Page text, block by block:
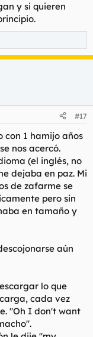
y si quieren
#17
con 1 hamijo años
nos acercó.
(el inglés, no
dejaba en paz. Mi
de zafarme se
pero sin
en tamaño y
aún
lo que
cada vez
"Oh I don't want